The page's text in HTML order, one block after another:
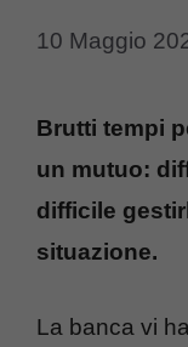
10 Maggio
Brutti tempi
un mutuo:
difficile
situazione.
La banca vi